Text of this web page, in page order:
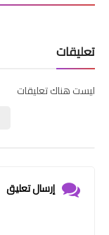
تعليقات
ليست هناك تعليقات
إرسال تعليق